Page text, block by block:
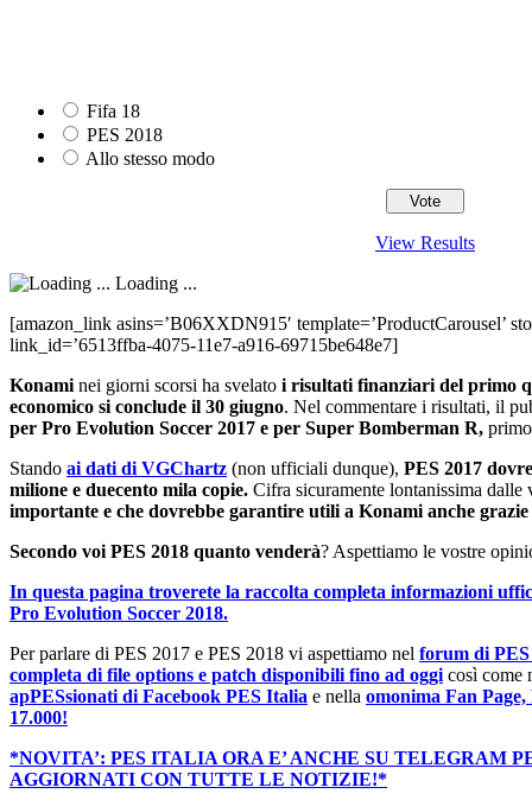
Fifa 18
PES 2018
Allo stesso modo
View Results
Loading ...
[amazon_link asins=’B06XXDN915′ template=’ProductCarousel’
link_id=’6513ffba-4075-11e7-a916-69715be648e7]
Konami nei giorni scorsi ha svelato i risultati finanziari del primo
economico si conclude il 30 giugno. Nel commentare i risultati, il
per Pro Evolution Soccer 2017 e per Super Bomberman R,
Stando ai dati di VGChartz (non ufficiali dunque), PES 2017
milione e duecento mila copie. Cifra sicuramente lontanissima
importante e che dovrebbe garantire utili a Konami anche
Secondo voi PES 2018 quanto venderà? Aspettiamo le vostre
In questa pagina troverete la raccolta completa informazioni
Pro Evolution Soccer 2018.
Per parlare di PES 2017 e PES 2018 vi aspettiamo nel forum di
completa di file options e patch disponibili fino ad oggi così come
apPESsionati di Facebook PES Italia e nella omonima Fan
17.000!
*NOVITA’: PES ITALIA ORA E’ ANCHE SU TELEGRAM
AGGIORNATI CON TUTTE LE NOTIZIE!*